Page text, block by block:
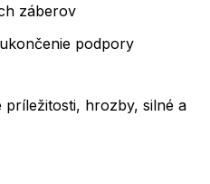
záberov
podpory
príležitosti, hrozby, silné a